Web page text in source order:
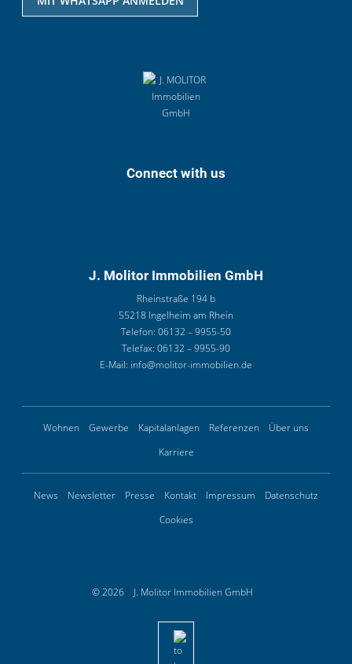
Connect with us
J. Molitor Immobilien GmbH
Rheinstraße 194 b
55218 Ingelheim am Rhein
Telefon: 06132 – 9955-50
Telefax: 06132 – 9955-90
E-Mail: info@molitor-immobilien.de
Wohnen Gewerbe Kapitalanlagen Referenzen
Über uns
Karriere
News Newsletter Presse Kontakt Impressum
Datenschutz
Cookies
© 2026 J. Molitor Immobilien GmbH